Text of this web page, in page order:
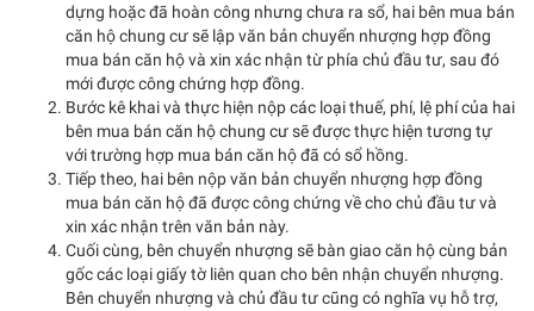
dựng hoặc đã hoàn công nhưng chưa ra sổ, hai bên mua bán
căn hộ chung cư sẽ lập văn bản chuyển nhượng hợp đồng
mua bán căn hộ và xin xác nhận từ phía chủ đầu tư, sau đó
mới được công chứng hợp đồng.
Bước kê khai và thực hiện nộp các loại thuế, phí, lệ phí của hai
bên mua bán căn hộ chung cư sẽ được thực hiện tương tự
với trường hợp mua bán căn hộ đã có sổ hồng.
Tiếp theo, hai bên nộp văn bản chuyển nhượng hợp đồng
mua bán căn hộ đã được công chứng về cho chủ đầu tư và
xin xác nhận trên văn bản này.
Cuối cùng, bên chuyển nhượng sẽ bàn giao căn hộ cùng bản
gốc các loại giấy tờ liên quan cho bên nhận chuyển nhượng.
Bên chuyển nhượng và chủ đầu tư cũng có nghĩa vụ hỗ trợ,